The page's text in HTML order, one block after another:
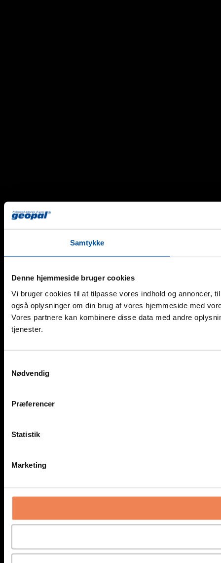
Samtykke
Denne hjemmeside bruger cookies
Vi bruger cookies til at tilpasse vores indhold og annoncer,
også oplysninger om din brug af vores hjemmeside med
Vores partnere kan kombinere disse data med andre
tjenester.
Nødvendig
Præferencer
Statistik
Marketing